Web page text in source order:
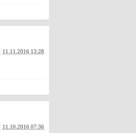
11.11.2016 13:28
11.10.2016 07:36